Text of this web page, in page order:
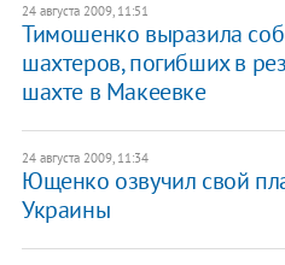
24 августа 2009, 11:51
Тимошенко выразила
шахтеров, погибших в
шахте в Макеевке
24 августа 2009, 11:34
Ющенко озвучил свой
Украины